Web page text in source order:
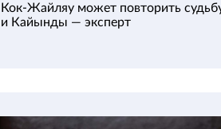
Кок-Жайляу может повторить
и Кайынды — эксперт